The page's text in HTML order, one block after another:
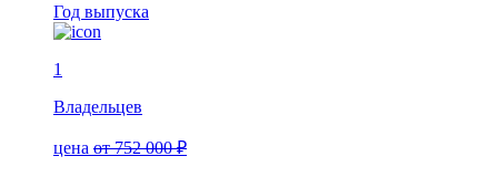
Год выпуска
1
Владельцев
цена от 752 000 ₽